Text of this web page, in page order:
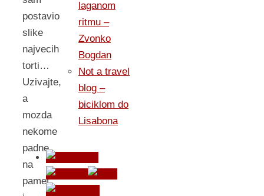
postavio
slike
najvecih
torti…
Uzivajte,
a
mozda
nekome
padne
na
pamet
laganom
ritmu –
Zvonko
Bogdan
Not a travel
blog –
biciklom do
Lisabona